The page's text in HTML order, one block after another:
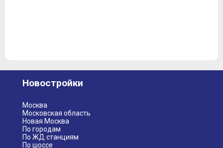
Новостройки
Москва
Московская область
Новая Москва
По городам
По ЖД станциям
По шоссе